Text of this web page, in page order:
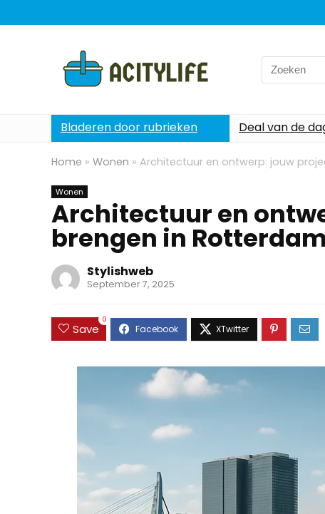
Search
for:
Bladeren door rubrieken Deal van de
Home » Wonen » Architectuur en ontwerp: jouw
Wonen
Architectuur en
brengen in Rotterdam
Stylishweb
September 7, 2025
Save
0